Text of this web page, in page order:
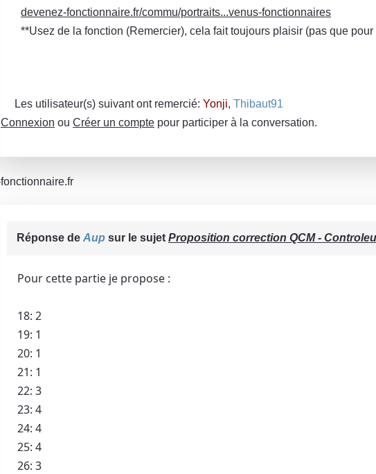
devenez-fonctionnaire.fr/commu/portraits...venus-fonctionnaires
**Usez de la fonction (Remercier), cela fait toujours plaisir (pas que
Les utilisateur(s) suivant ont remercié: Yonji, Thibaut91
Connexion ou Créer un compte pour participer à la conversation.
Réponse de Aup sur le sujet Proposition correction QCM -
Pour cette partie je propose :
18: 2
19: 1
20: 1
21: 1
22: 3
23: 4
24: 4
25: 4
26: 3